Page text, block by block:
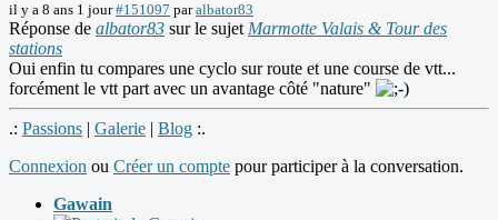
il y a 8 ans 1 jour #151097 paralbator83
Réponse de albator83 sur le sujet Marmotte Valais & Tour des
stations
Oui enfin tu compares une cyclo sur route et une course de vtt...
forcément le vtt part avec un avantage côté "nature"
.: Passions | Galerie | Blog :.
Connexion ou Créer un compte pour participer à la conversation.
Gawain